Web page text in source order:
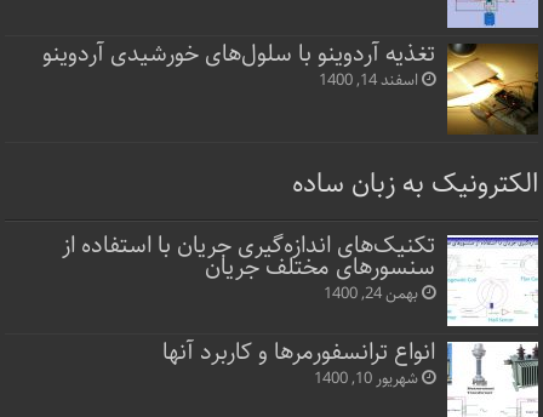
تغذیه آردوینو با سلول‌های خورشیدی آردوینو
اسفند 14, 1400
الکترونیک به زبان ساده
تکنیک‌های اندازه‌گیری جریان با استفاده از
سنسورهای مختلف جریان
بهمن 24, 1400
انواع ترانسفورمرها و کاربرد آنها
شهریور 10, 1400